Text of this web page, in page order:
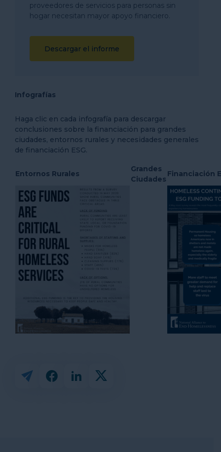
proveedores de servicios para personas sin
hogar necesitan mayor apoyo financiero.
Descargar el informe
Infografías
Haga clic en cada infografía para descargar
conclusiones sobre la financiación para grandes
ciudades, entornos rurales y necesidades generales
de financiación ESG.
Entornos Rurales
Grandes
Ciudades
Financiación